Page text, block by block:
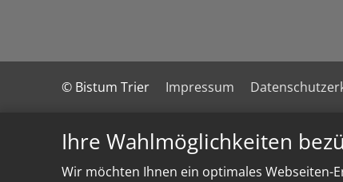
Ihre Wahlmöglichkeiten
Wir möchten Ihnen ein optimales Webseiten-
© Bistum Trier Impressum